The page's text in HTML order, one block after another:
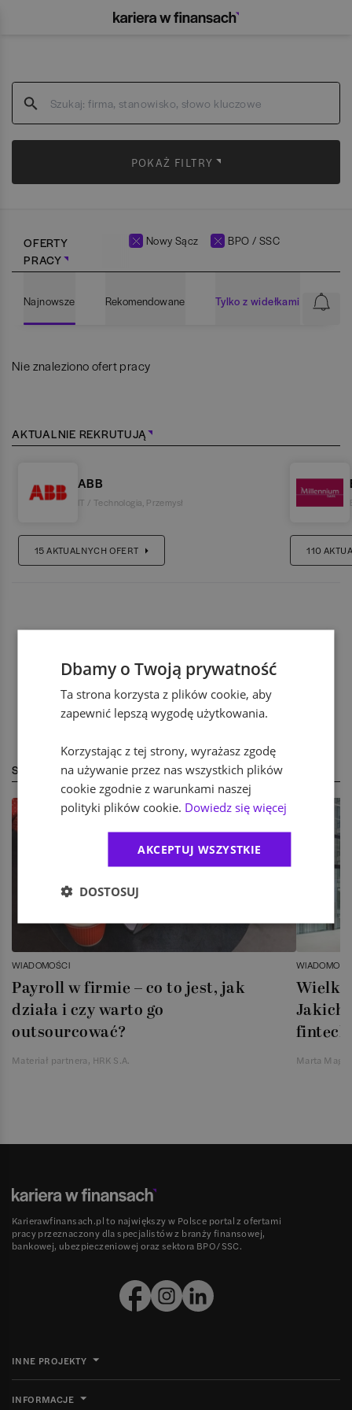
POKAŻ FILTRY
OFERTY
PRACY
Nowy Sącz BPO / SSC
Najnowsze Rekomendowane Tylko z widełkami
Nie znaleziono ofert pracy
AKTUALNIE REKRUTUJĄ
ABB
IT / Technologia Przemysł
15AKTUALNYCH OFERT 110
STREFA EKSPERTA
WIADOMOŚCI
Payroll w firmie – co to jest, jak
działa i czy warto go
outsourcować?
Materiał partnera, HRK S.A.
Jakich
Marta
Karierawfinansach.pl to największy w Polsce portal z ofertami
pracy przeznaczony dla specjalistów z branży finansowej,
bankowej, ubezpieczeniowej oraz sektora BPO/SSC.
INNE PROJEKTY
INFORMACJE
Dbamy o Twoją prywatność
Ta strona korzysta z plików cookie, aby
zapewnić lepszą wygodę użytkowania.
Korzystając z tej strony, wyrażasz zgodę
na używanie przez nas wszystkich plików
cookie zgodnie z warunkami naszej
polityki plików cookie. Dowiedz się więcej
AKCEPTUJ WSZYSTKIE
DOSTOSUJ